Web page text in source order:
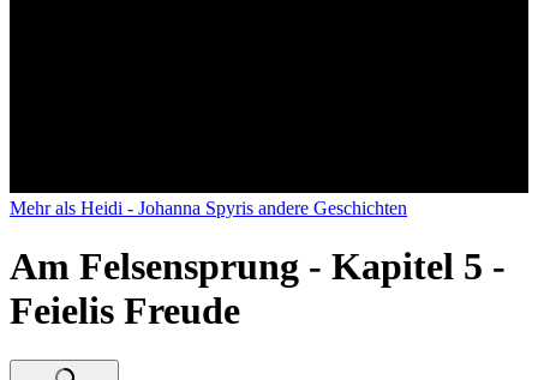
Mehr als Heidi - Johanna Spyris andere Geschichten
Am Felsensprung - Kapitel 5 -
Feielis Freude